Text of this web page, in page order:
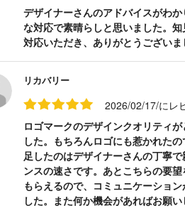
デザイナーさんのアドバイスがわ
な対応で素晴らしと思いました。
対応いただき、ありがとうございま
リカバリー
2026/02/17/にレ
ロゴマークのデザインクオリティ
した。もちろんロゴにも惹かれた
足したのはデザイナーさんの丁寧
ンスの速さです。あとこちらの要
もらえるので、コミュニケーショ
した。また何か機会があればお願い